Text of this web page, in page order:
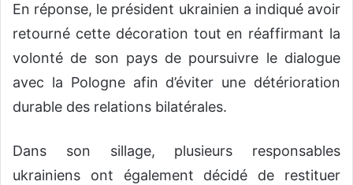
En réponse, le président ukrainien a indiqué avoir
retourné cette décoration tout en réaffirmant la
volonté de son pays de poursuivre le dialogue
avec la Pologne afin d’éviter une détérioration
durable des relations bilatérales.
Dans son sillage, plusieurs responsables
ukrainiens ont également décidé de restituer